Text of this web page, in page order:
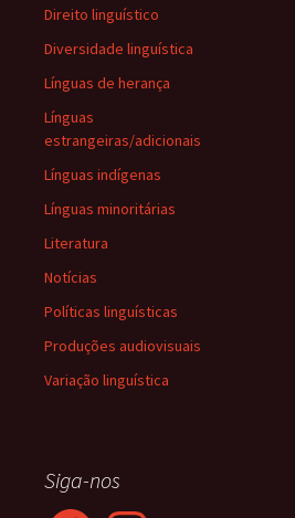
Direito linguístico
Diversidade linguística
Línguas de herança
Línguas
estrangeiras/adicionais
Línguas indígenas
Línguas minoritárias
Literatura
Notícias
Políticas linguísticas
Produções audiovisuais
Variação linguística
Siga-nos
FacebookInstagram